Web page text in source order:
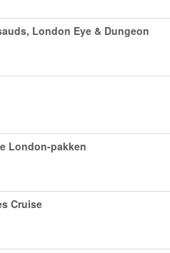
London Eye & Dungeon
London-pakken
Cruise